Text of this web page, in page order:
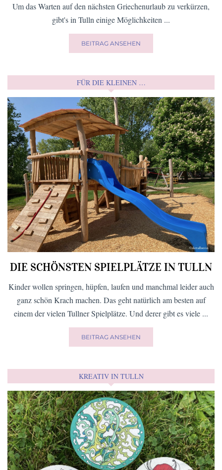
Um das Warten auf den nächsten Griechenurlaub zu verkürzen,
gibt's in Tulln einige Möglichkeiten ...
BEITRAG ANSEHEN
FÜR DIE KLEINEN …
DIE SCHÖNSTEN SPIELPLÄTZE IN TULLN
Kinder wollen springen, hüpfen, laufen und manchmal leider auch
ganz schön Krach machen. Das geht natürlich am besten auf
einem der vielen Tullner Spielplätze. Und derer gibt es viele ...
BEITRAG ANSEHEN
KREATIV IN TULLN